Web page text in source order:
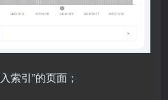
索引”的页面；